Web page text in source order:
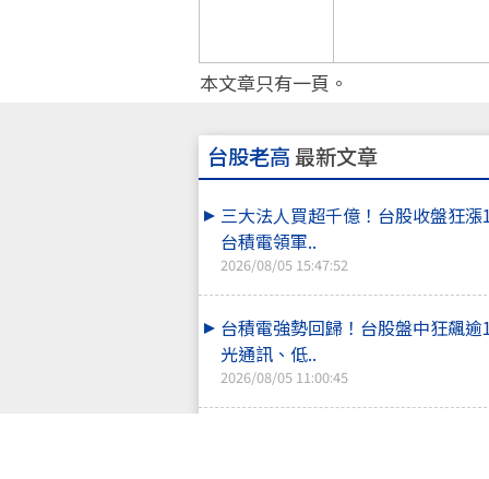
本文章只有一頁。
台股老高最新文章
三大法人買超千億！台股收盤狂
台積電領軍..
2026/08/05 15:47:52
台積電強勢回歸！台股盤中狂飆
光通訊、低..
2026/08/05 11:00:45